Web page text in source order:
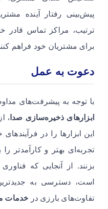
پیش‌بینی رفتار آینده
ترتیب، مراکز تماس قادر
برای مشتریان خود فراهم
دعوت به عمل
با توجه به پیشرفت‌های
ابزارهای ذخیره‌سازی صدا ،
این ابزارها را در
تجربه‌ای بهتر و کارآمدتر
بزنند. از آنجایی که
است، دسترسی به
تفاوت‌های بارزی در خدمات